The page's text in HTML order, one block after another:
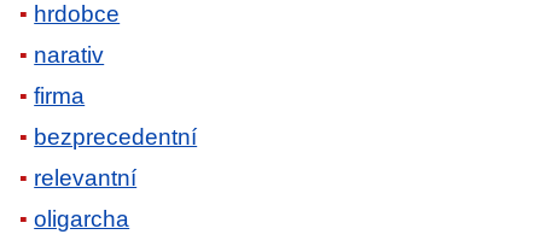
hrdobce
narativ
firma
bezprecedentní
relevantní
oligarcha